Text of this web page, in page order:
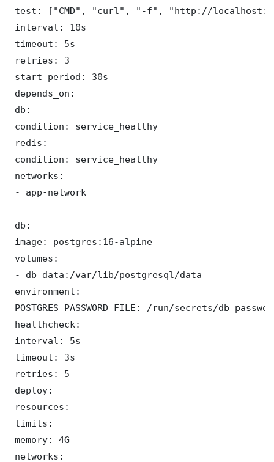
test: ["CMD", "curl", "-f", "http://
interval: 10s
timeout: 5s
retries: 3
start_period: 30s
depends_on:
db:
condition: service_healthy
redis:
condition: service_healthy
networks:
- app-network
db:
image: postgres:16-alpine
volumes:
- db_data:/var/lib/postgresql/data
environment:
POSTGRES_PASSWORD_FILE: /run/secrets/
healthcheck:
interval: 5s
timeout: 3s
retries: 5
deploy:
resources:
limits:
memory: 4G
networks: